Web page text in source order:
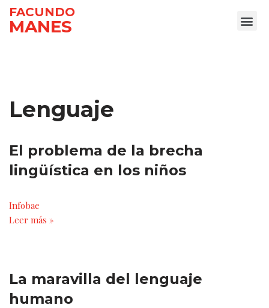
Ir
FACUNDO
MANES
Lenguaje
El problema de la brecha
lingüística en los niños
Infobae
Leer más »
La maravilla del lenguaje
humano